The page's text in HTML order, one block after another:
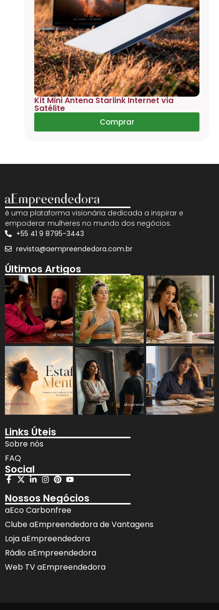
Kit Mini Antena Starlink Internet via
Satélite
Comprar
é uma plataforma visionária dedicada a inspirar e
empoderar mulheres no mundo dos negócios.
+55 41 9 8795-3443
revista@aempreendedora.com.br
Últimos Artigos
Links Úteis
Sobre nós
FAQ
Social
Nossos Negócios
aEco Carbonfree
Clube aEmpreendedora de Vantagens
Loja aEmpreendedora
Rádio aEmpreendedora
Web TV aEmpreendedora